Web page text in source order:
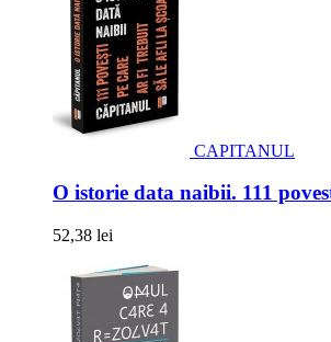
CAPITANUL
O istorie data naibii. 111
52,38 lei